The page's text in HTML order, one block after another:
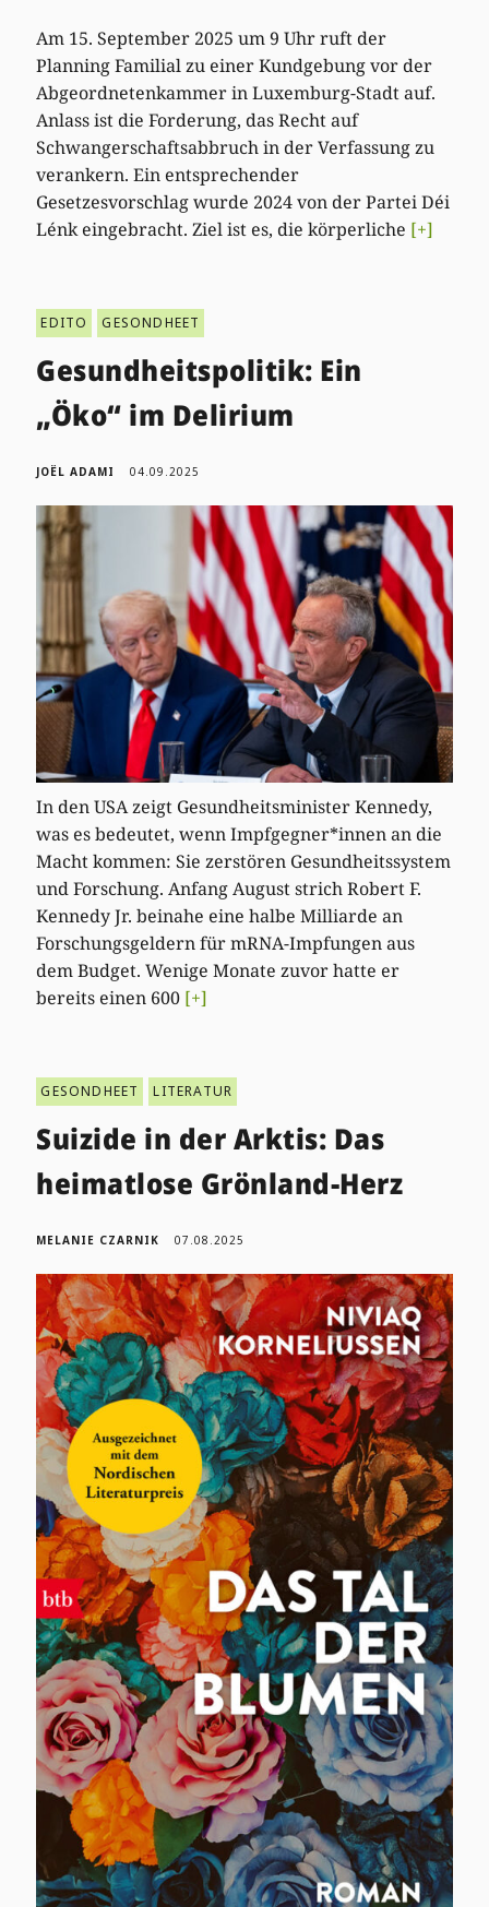
Am 15. September 2025 um 9 Uhr ruft der
Planning Familial zu einer Kundgebung vor der
Abgeordnetenkammer in Luxemburg-Stadt auf.
Anlass ist die Forderung, das Recht auf
Schwangerschaftsabbruch in der Verfassung zu
verankern. Ein entsprechender
Gesetzesvorschlag wurde 2024 von der Partei Déi
Lénk eingebracht. Ziel ist es, die körperliche [+]
EDITO GESONDHEET
Gesundheitspolitik: Ein
„Öko“ im Delirium
JOËL ADAMI 04.09.2025
In den USA zeigt Gesundheitsminister Kennedy,
was es bedeutet, wenn Impfgegner*innen an die
Macht kommen: Sie zerstören Gesundheitssystem
und Forschung. Anfang August strich Robert F.
Kennedy Jr. beinahe eine halbe Milliarde an
Forschungsgeldern für mRNA-Impfungen aus
dem Budget. Wenige Monate zuvor hatte er
bereits einen 600 [+]
GESONDHEET LITERATUR
Suizide in der Arktis: Das
heimatlose Grönland-Herz
MELANIE CZARNIK 07.08.2025